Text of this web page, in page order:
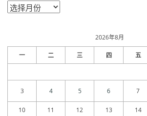
文
章
2026年8月
一 二 三 四 五
3 4 5 6 7
10 11 12 13 14